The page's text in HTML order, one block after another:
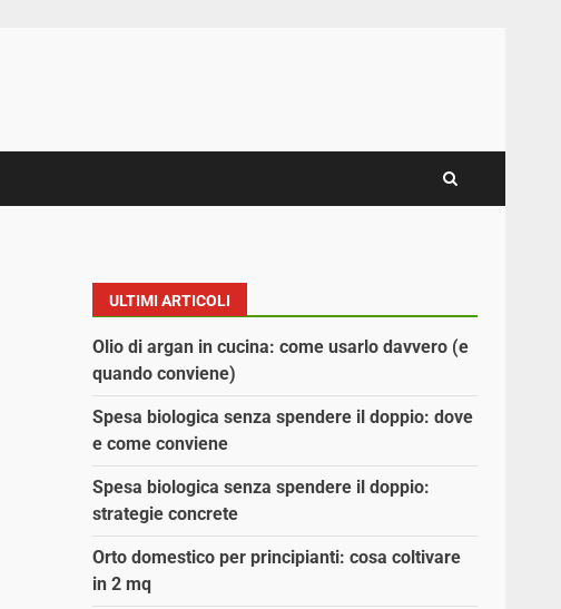
ULTIMI ARTICOLI
Olio di argan in cucina: come usarlo davvero (e
quando conviene)
Spesa biologica senza spendere il doppio: dove
e come conviene
Spesa biologica senza spendere il doppio:
strategie concrete
Orto domestico per principianti: cosa coltivare
in 2 mq